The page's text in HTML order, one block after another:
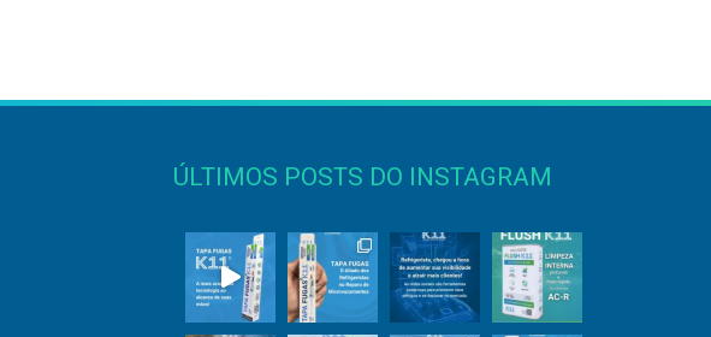
ÚLTIMOS POSTS DO INSTAGRAM